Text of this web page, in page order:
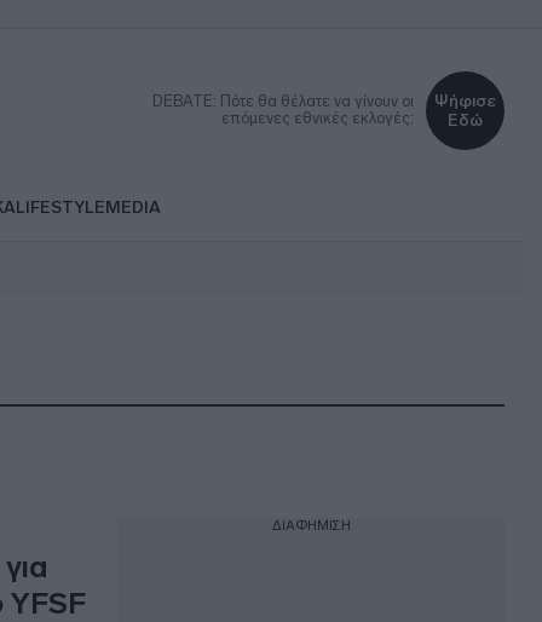
DEBATE: Πότε θα θέλατε να γίνουν οι
επόμενες εθνικές εκλογές;
Ψήφισε
Εδώ
LIFESTYLEMEDIA
YFSF
ΔΙΑΦΗΜΙΣΗ